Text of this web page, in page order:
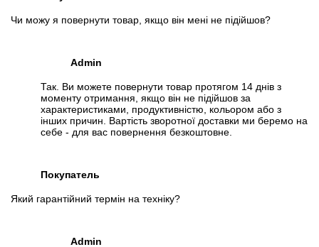
Чи можу я повернути товар, якщо він мені не підійшов?
Admin
Так. Ви можете повернути товар протягом 14 днів з
моменту отримання, якщо він не підійшов за
характеристиками, продуктивністю, кольором або з
інших причин. Вартість зворотної доставки ми беремо на
себе - для вас повернення безкоштовне.
Покупатель
Який гарантійний термін на техніку?
Admin